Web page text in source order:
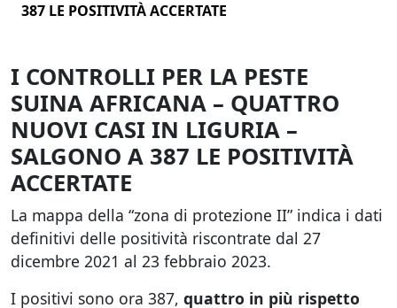
387 LE POSITIVITÀ ACCERTATE
I CONTROLLI PER LA PESTE
SUINA AFRICANA – QUATTRO
NUOVI CASI IN LIGURIA –
SALGONO A 387 LE POSITIVITÀ
ACCERTATE
La mappa della “zona di protezione II” indica i dati
definitivi delle positività riscontrate dal 27
dicembre 2021 al 23 febbraio 2023.
I positivi sono ora 387, quattro in più rispetto